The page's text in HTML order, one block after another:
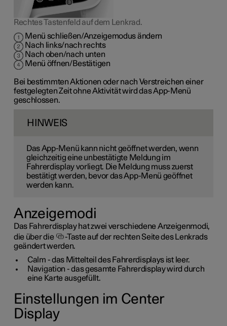
Rechtes Tastenfeld auf dem Lenkrad.
Menü schließen/Anzeigemodus ändern
Nach links/nach rechts
Nach oben/nach unten
Menü öffnen/Bestätigen
Bei bestimmten Aktionen oder nach Verstreichen einer
festgelegten Zeit ohne Aktivität wird das App-Menü
geschlossen.
HINWEIS
Das App-Menü kann nicht geöffnet werden, wenn
gleichzeitig eine unbestätigte Meldung im
Fahrerdisplay vorliegt. Die Meldung muss zuerst
bestätigt werden, bevor das App-Menü geöffnet
werden kann.
Anzeigemodi
Das Fahrerdisplay hat zwei verschiedene Anzeigenmodi,
die über die
-Taste auf der rechten Seite des Lenkrads
geändert werden.
Calm - das Mittelteil des Fahrerdisplays ist leer.
Navigation - das gesamte Fahrerdisplay wird durch
eine Karte ausgefüllt.
Einstellungen im Center
Display